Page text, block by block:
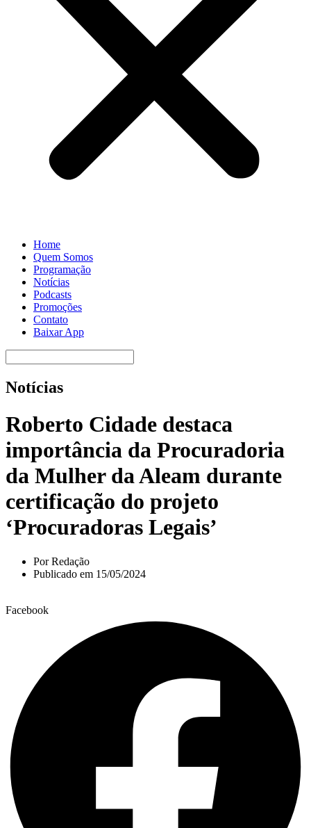
Home
Quem Somos
Programação
Notícias
Podcasts
Promoções
Contato
Baixar App
Notícias
Roberto Cidade destaca
importância da Procuradoria
da Mulher da Aleam durante
certificação do projeto
‘Procuradoras Legais’
PorRedação
Publicado em 15/05/2024
Facebook